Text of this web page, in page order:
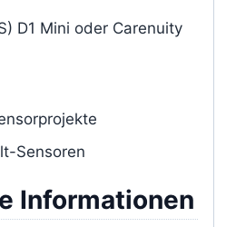
D1 Mini oder Carenuity
Sensoren
Informationen